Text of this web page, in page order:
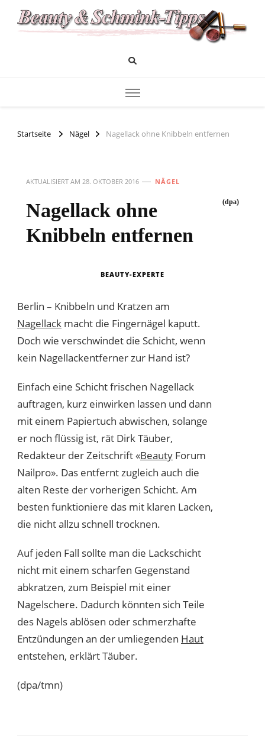
Beauty und Schminktipps
Startseite Nägel Nagellack ohne Knibbeln entfernen
AKTUALISIERT AM 28. OKTOBER 2016 NÄGEL
Nagellack ohne
Knibbeln entfernen
(dpa)
BEAUTY-EXPERTE
Berlin – Knibbeln und Kratzen am
Nagellack macht die Fingernägel kaputt.
Doch wie verschwindet die Schicht, wenn
kein Nagellackentferner zur Hand ist?
Einfach eine Schicht frischen Nagellack
auftragen, kurz einwirken lassen und dann
mit einem Papiertuch abwischen, solange
er noch flüssig ist, rät Dirk Täuber,
Redakteur der Zeitschrift «Beauty Forum
Nailpro». Das entfernt zugleich auch die
alten Reste der vorherigen Schicht. Am
besten funktioniere das mit klaren Lacken,
die nicht allzu schnell trocknen.
Auf jeden Fall sollte man die Lackschicht
nicht mit einem scharfen Gegenstand
abkratzen, zum Beispiel mit einer
Nagelschere. Dadurch könnten sich Teile
des Nagels ablösen oder schmerzhafte
Entzündungen an der umliegenden Haut
entstehen, erklärt Täuber.
(dpa/tmn)